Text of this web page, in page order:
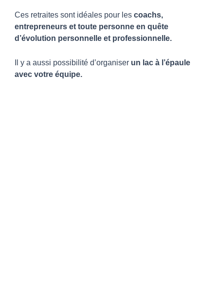
Ces retraites sont idéales pour les coachs,
entrepreneurs et toute personne en quête
d’évolution personnelle et professionnelle.
Il y a aussi possibilité d’organiser un lac à l’épaule
avec votre équipe.